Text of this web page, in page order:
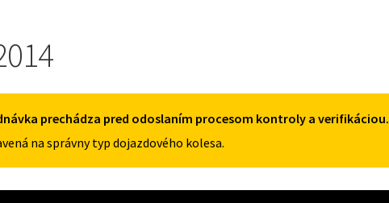
prechádza pred odoslaním procesom kontroly a verifikáciou.
na správny typ dojazdového kolesa.